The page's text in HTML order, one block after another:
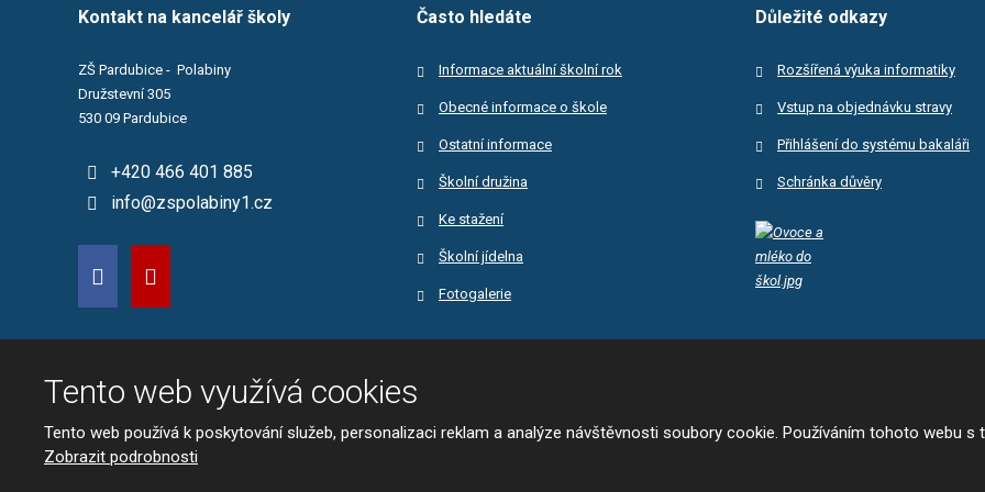
Kontakt na kancelář školy
ZŠ Pardubice - Polabiny
Družstevní 305
530 09 Pardubice
+420 466 401 885
info@zspolabiny1.cz
Často hledáte
Informace aktuální školní rok
Obecné informace o škole
Ostatní informace
Školní družina
Ke stažení
Školní jídelna
Fotogalerie
Důležité odkazy
Rozšířená výuka informatiky
Vstup na objednávku stravy
Přihlášení do systému bakaláři
Schránka důvěry
Mapa stránek |Podmínky použití |Bezpečnost a ochrana osobních údajů
Tento web využívá cookies
Tento web používá k poskytování služeb, personalizaci reklam a analýze návštěvnosti soubory cookie. Používáním tohoto webu s
Zobrazit podrobnosti